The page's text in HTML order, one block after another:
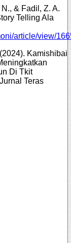
& Fadil, Z. A.
Telling Ala
article/view/
Kamishibai
Di Tkit
Teras